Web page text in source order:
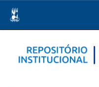
navigation